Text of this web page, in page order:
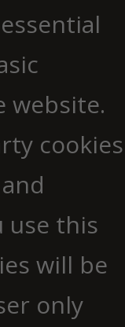
website.
cookies
use this
will be
only